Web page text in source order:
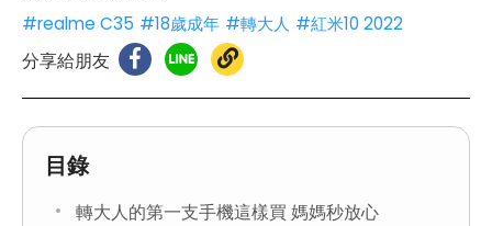
#realme C35 #18歲成年 #轉大人 #紅米10 2022
分享給朋友
目錄
轉大人的第一支手機這樣買 媽媽秒放心